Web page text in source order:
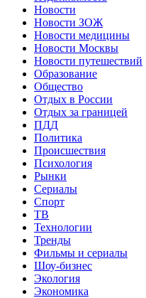
Новости
Новости ЗОЖ
Новости медицины
Новости Москвы
Новости путешествий
Образование
Общество
Отдых в России
Отдых за границей
ПДД
Политика
Происшествия
Психология
Рынки
Сериалы
Спорт
ТВ
Технологии
Тренды
Фильмы и сериалы
Шоу-бизнес
Экология
Экономика